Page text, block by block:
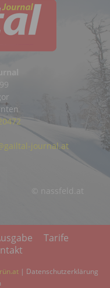
© nassfeld.at
journal.at
Tarife
| Datenschutzerklärung